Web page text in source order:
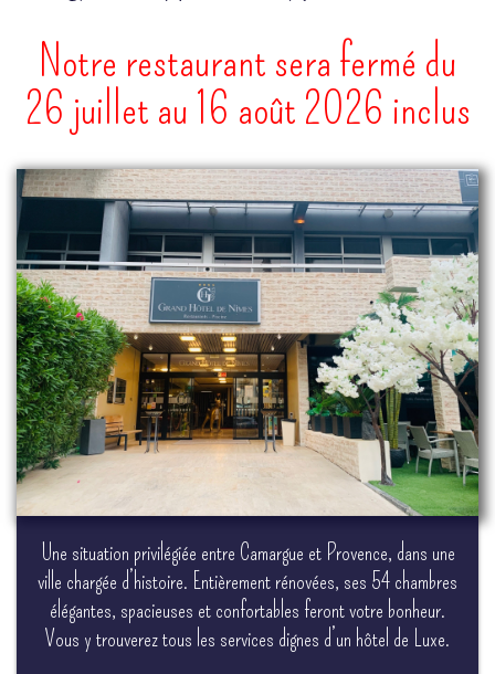
Notre restaurant sera fermé du
26 juillet au 16 août 2026 inclus
Une situation privilégiée entre Camargue et Provence, dans une
ville chargée d’histoire. Entièrement rénovées, ses 54 chambres
élégantes, spacieuses et confortables feront votre bonheur.
Vous y trouverez tous les services dignes d’un hôtel de Luxe.